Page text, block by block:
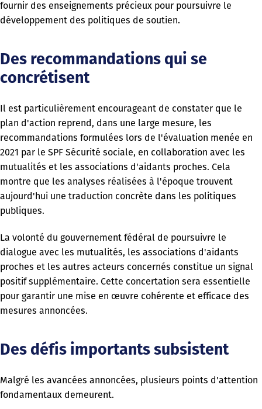
fournir des enseignements précieux pour poursuivre le
développement des politiques de soutien.
Des recommandations qui se
concrétisent
Il est particulièrement encourageant de constater que le
plan d'action reprend, dans une large mesure, les
recommandations formulées lors de l'évaluation menée en
2021 par le SPF Sécurité sociale, en collaboration avec les
mutualités et les associations d'aidants proches. Cela
montre que les analyses réalisées à l'époque trouvent
aujourd'hui une traduction concrète dans les politiques
publiques.
La volonté du gouvernement fédéral de poursuivre le
dialogue avec les mutualités, les associations d'aidants
proches et les autres acteurs concernés constitue un signal
positif supplémentaire. Cette concertation sera essentielle
pour garantir une mise en œuvre cohérente et efficace des
mesures annoncées.
Des défis importants subsistent
Malgré les avancées annoncées, plusieurs points d'attention
fondamentaux demeurent.